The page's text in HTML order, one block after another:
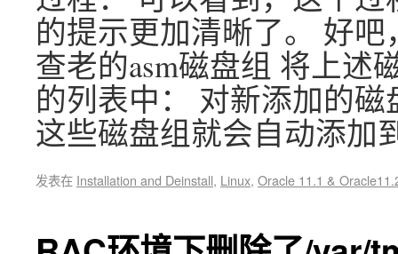
的提示更加清晰了。 好
查老的asm磁盘组 将上述
的列表中： 对新添加的磁
这些磁盘组就会自动添
发表在 Installation and Deinstall, Linux, Oracle 11.1 &